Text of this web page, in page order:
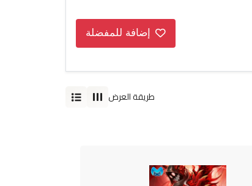
إضافة للمفضلة
طريقة العرض